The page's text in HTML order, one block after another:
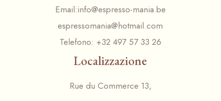
Email:info@espresso-mania.be
espressomania@hotmail.com
Telefono: +32 497 57 33 26
Localizzazione
Rue du Commerce 13,